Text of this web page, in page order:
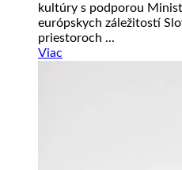
kultúry s podporou
európskych záležitostí
priestoroch ...
Viac